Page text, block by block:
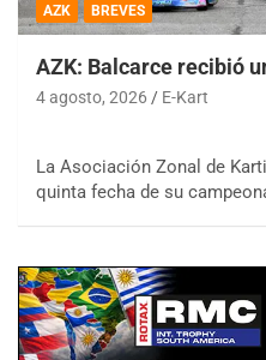
AZK BREVES
AZK: Balcarce recibió
4 agosto, 2026 E-Kart
La Asociación Zonal de
quinta fecha de su